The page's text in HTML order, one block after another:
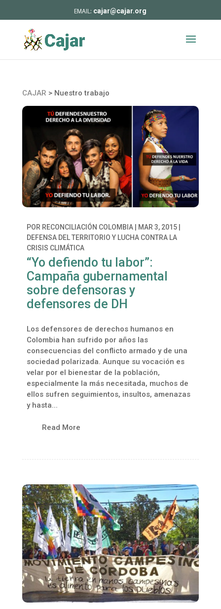
cajar@cajar.org
CAJAR > Nuestro trabajo
POR RECONCILIACIÓN COLOMBIA| MAR 3, 2015|
DEFENSA DEL TERRITORIO Y LUCHA CONTRA LA
CRISIS CLIMÁTICA
“Yo defiendo tu labor”:
Campaña gubernamental
sobre defensoras y
defensores de DH
Los defensores de derechos humanos en
Colombia han sufrido por años las
consecuencias del conflicto armado y de una
sociedad polarizada. Aunque su vocación es
velar por el bienestar de la población,
especialmente la más necesitada, muchos de
ellos sufren seguimientos, insultos, amenazas
y hasta...
Read More